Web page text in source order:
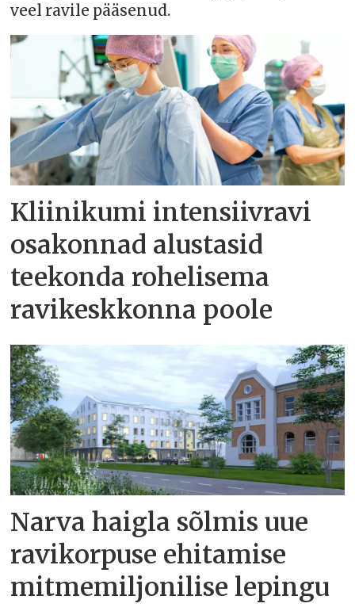
veel ravile pääsenud.
Kliinikumi intensiivravi
osakonnad alustasid
teekonda rohelisema
ravikeskkonna poole
Narva haigla sõlmis uue
ravikorpuse ehitamise
mitmemiljonilise lepingu